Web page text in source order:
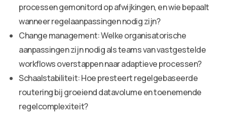
processen gemonitord op afwijkingen, en wie bepaalt
wanneer regelaanpassingen nodig zijn?
Change management: Welke organisatorische
aanpassingen zijn nodig als teams van vastgestelde
workflows overstappen naar adaptieve processen?
Schaalstabiliteit: Hoe presteert regelgebaseerde
routering bij groeiend datavolume en toenemende
regelcomplexiteit?